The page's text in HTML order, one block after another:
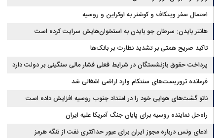
احتمال سفر ویتکاف و کوشنر به اوکراین و روسیه
هانتر بایدن: سرطان جو بایدن به استخوان‌هایش سرایت کرده است
تاکید صریح همتی بر تشدید نظارت بر بانک‌ها
پرداخت حقوق بازنشستگان در شرایط فعلی فشار مالی سنگینی بر دولت دارد
فرمانده تروریست‌های سنتکام وارد اراضی اشغالی شد
ناتو گشت‌های هوایی خود را در امتداد جنوب روسیه افزایش داده است
راه‌حل نماینده روسیه برای پایان جنگ آمریکا علیه ایران
ادعای ونس درباره مجوز ایران برای عبور حداکثری نفت از تنگه هرمز